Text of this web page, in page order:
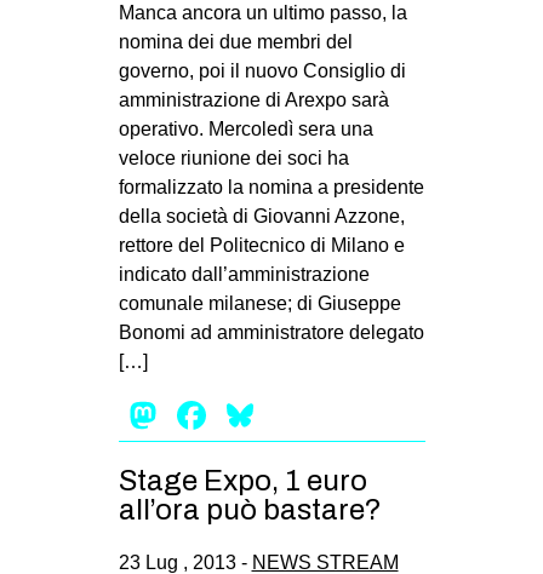
Manca ancora un ultimo passo, la
nomina dei due membri del
governo, poi il nuovo Consiglio di
amministrazione di Arexpo sarà
operativo. Mercoledì sera una
veloce riunione dei soci ha
formalizzato la nomina a presidente
della società di Giovanni Azzone,
rettore del Politecnico di Milano e
indicato dall’amministrazione
comunale milanese; di Giuseppe
Bonomi ad amministratore delegato
[…]
Mastodon
Facebook
Stage Expo, 1 euro
all’ora può bastare?
23 Lug , 2013 - NEWS STREAM